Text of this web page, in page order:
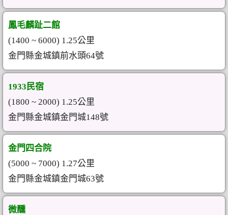
鳳毛麟趾二館
(1400 ~ 6000) 1.25公里
金門縣金城鎮前水頭64號
1933民宿
(1800 ~ 2000) 1.25公里
金門縣金城鎮金門城148號
金門四合院
(5000 ~ 7000) 1.27公里
金門縣金城鎮金門城63號
微醺